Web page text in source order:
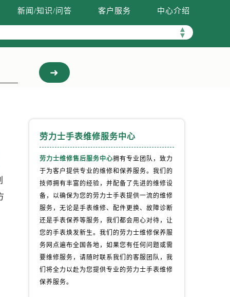
新闻/知识/问答 客户服务 中心介绍
▲
▼
劳力士手表维修服务中心
劳力士维修售后服务中心拥有专业团队，致力
于为客户提供专业的维修和保养服务。我们的
技师拥有丰富的经验，并配备了先进的维修设
备，以确保为您的劳力士手表提供一流的维修
服务，无论是手表维修、配件更换、故障诊断
还是手表保养等服务，我们都会用心对待，让
您的手表焕发新生。我们的劳力士维修保养服
务网点遍布全国各地，如果您有任何问题或需
要维修服务，请随时联系我们的客服团队，我
们将全力以赴为您提供专业的劳力士手表维修
保养服务。